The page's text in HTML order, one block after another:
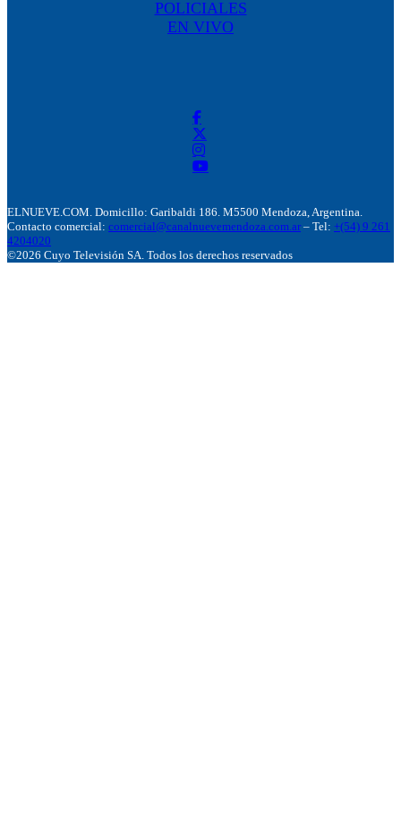
POLICIALES
EN VIVO
ELNUEVE.COM. Domicillo: Garibaldi 186. M5500 Mendoza, Argentina.
Contacto comercial: comercial@canalnuevemendoza.com.ar – Tel: +(54) 9 261
4204020
©2026 Cuyo Televisión SA. Todos los derechos reservados